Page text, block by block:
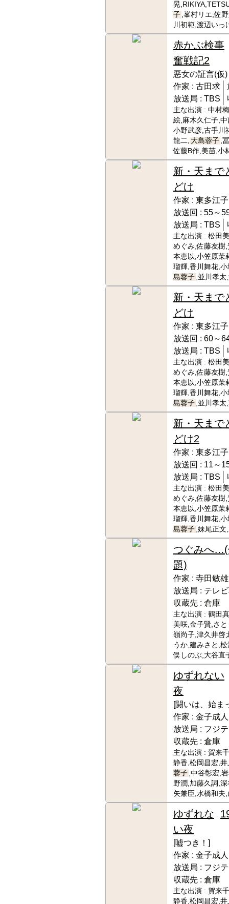
晃
子 ,峯村リエ,佐
川初範,渡辺いっ
赤かぶ検事
奮戦記2
悪女の証言(仮)
作家 : 古田求
放送局 : TBS
主な出演 : 中村
絵,麻木久仁子,
小野武彦,古手川
龍二, 大島蓉子 ,
佐藤B作,美苗,小
新・天まで
どけ
作家 : 東多江子
放送回 : 55～
放送局 : TBS
主な出演 : 松田
めぐみ,佐藤友樹
本恵以,小笠原茉
瑠輝,香川舞花,
島蓉子 ,並川孝
新・天まで
どけ
作家 : 東多江子
放送回 : 60～
放送局 : TBS
主な出演 : 松田
めぐみ,佐藤友樹
本恵以,小笠原茉
瑠輝,香川舞花,
島蓉子 ,並川孝
新・天まで
どけ2
作家 : 東多江子
放送回 : 11～
放送局 : TBS
主な出演 : 松田
めぐみ,佐藤友樹
本恵以,小笠原茉
瑠輝,香川舞花,
島蓉子 ,妹尾正
つぐみへ
題)
作家 : 寺田敏雄
放送局 : テレ
収蔵先 : 倉庫
主な出演 : 鶴田
美咲,金子賢,さ
嶺尚子,津久井啓
うか,建みさと,
俣しのぶ,大谷直
ゆずれない
夜
[闘いは、始ま
作家 : 金子成人
放送局 : フジ
収蔵先 : 倉庫
主な出演 : 賀来
静香,松岡昌宏,
蓉子 ,中谷彰宏,
野潤,加藤久詞,
矢兼臣,水橋和夫
ゆずれな
い夜
[嘘つき！]
作家 : 金子成人
放送局 : フジ
収蔵先 : 倉庫
主な出演 : 賀来
静香,松岡昌宏,